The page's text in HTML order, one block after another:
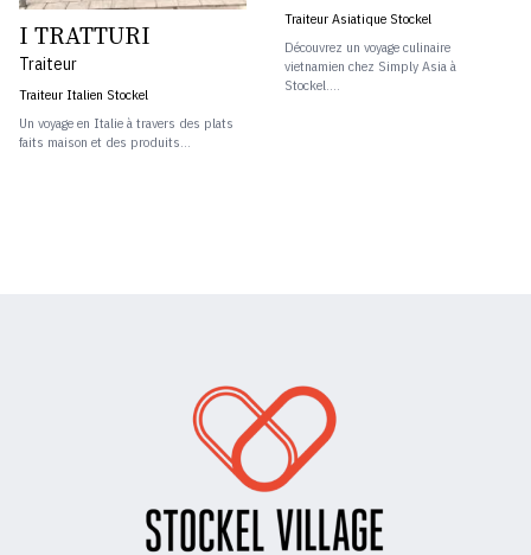
I TRATTURI
Traiteur
Traiteur Italien Stockel
Un voyage en Italie à travers des plats
faits maison et des produits...
Traiteur Asiatique Stockel
Découvrez un voyage culinaire
vietnamien chez Simply Asia à
Stockel....